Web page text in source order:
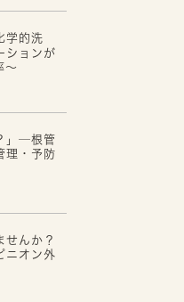
学的洗
ションが
～
」─根管
理・予防
せんか？
ニオン外